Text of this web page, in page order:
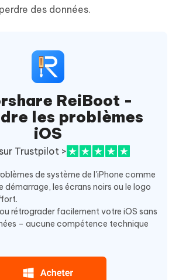
des données.
ReiBoot -
les problèmes
iOS
Trustpilot >
de système de l'iPhone comme
démarrage, les écrans noirs ou le logo
rétrograder facilement votre iOS sans
– aucune compétence technique